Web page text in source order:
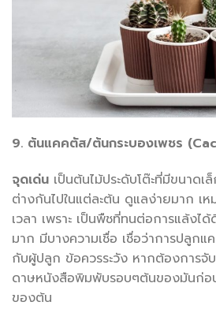
9. ต้นแคคตัส/ต้นกระบองเพชร
จุดเด่น เป็นต้นไม้ประดับโต๊ะที่มีขนาด
ต่างกันไปในแต่ละต้น ดูแลง่ายมาก เห
เวลา เพราะ เป็นพืชที่ทนต่อการแล้งไ
มาก มีบางความเชื่อ เชื่อว่าการปลูกแ
กับผู้ปลูก ข้อควรระวัง หากต้องการจั
ดาษหนังสือพิมพับรอบๆต้นของมันก่อ
ของต้น